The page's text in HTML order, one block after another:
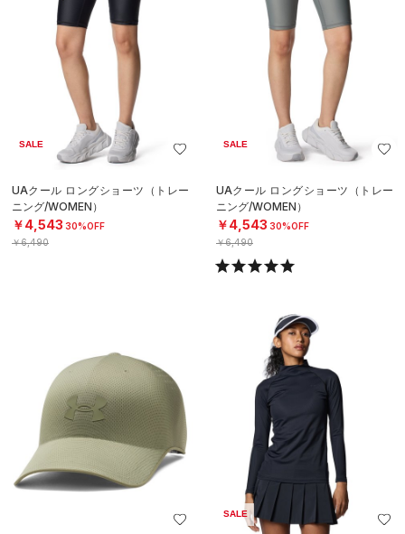
SALE
UAクール ロングショーツ（トレー
ニング/WOMEN）
￥4,543 30%OFF
￥6,490
SALE
UAクール ロングショーツ（トレー
ニング/WOMEN）
￥4,543 30%OFF
￥6,490
SALE